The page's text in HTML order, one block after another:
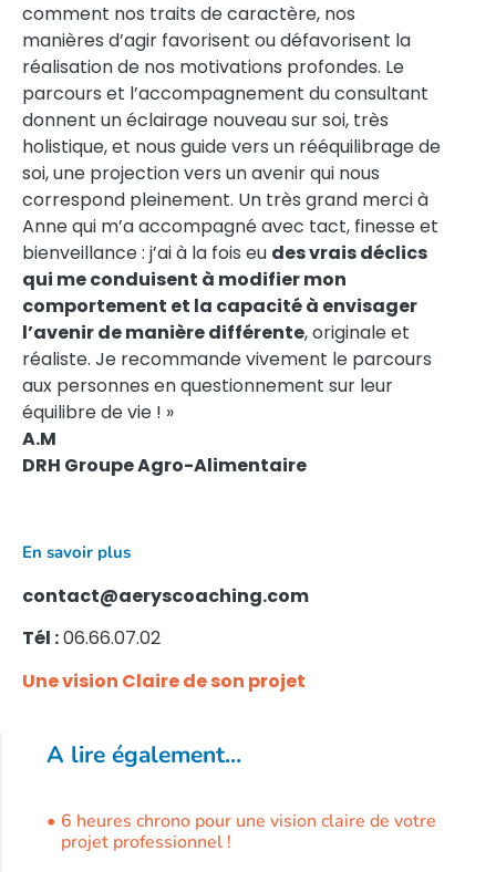
comment nos traits de caractère, nos
manières d’agir favorisent ou défavorisent la
réalisation de nos motivations profondes. Le
parcours et l’accompagnement du consultant
donnent un éclairage nouveau sur soi, très
holistique, et nous guide vers un rééquilibrage de
soi, une projection vers un avenir qui nous
correspond pleinement. Un très grand merci à
Anne qui m’a accompagné avec tact, finesse et
bienveillance : j’ai à la fois eu des vrais déclics
qui me conduisent à modifier mon
comportement et la capacité à envisager
l’avenir de manière différente, originale et
réaliste. Je recommande vivement le parcours
aux personnes en questionnement sur leur
équilibre de vie ! »
A.M
DRH Groupe Agro-Alimentaire
En savoir plus
contact@aeryscoaching.com
Tél :06.66.07.02
Une vision Claire de son projet
A lire également...
6 heures chrono pour une vision claire de votre
projet professionnel !